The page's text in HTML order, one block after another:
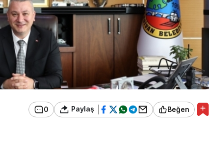
0 Paylaş Beğen